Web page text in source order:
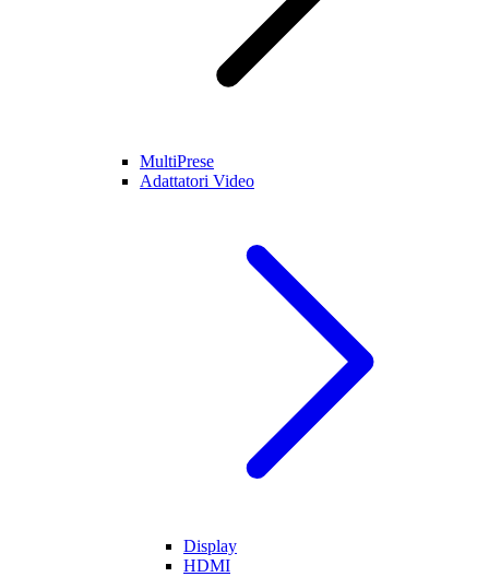
MultiPrese
Adattatori Video
Display
HDMI